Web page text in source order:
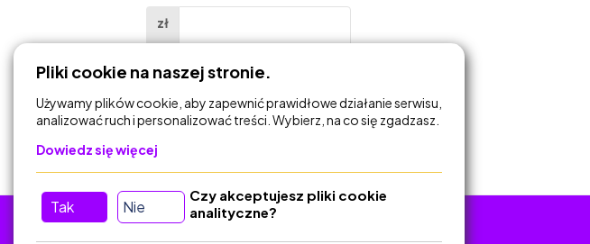
1.6. Zadania Domowe (1)
3.1. Aktywność
3. Aktywności
Kreatywne (1)
zł
Filtruj
Resetuj filtry
Pliki cookie na naszej stronie.
Używamy plików cookie, aby zapewnić prawidłowe działanie serwisu,
analizować ruch i personalizować treści. Wybierz, na co się zgadzasz.
Dowiedz się więcej
Tak Nie
Czy akceptujesz pliki cookie
analityczne?